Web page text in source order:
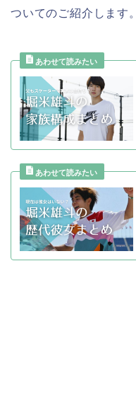
ついてのご紹介します。